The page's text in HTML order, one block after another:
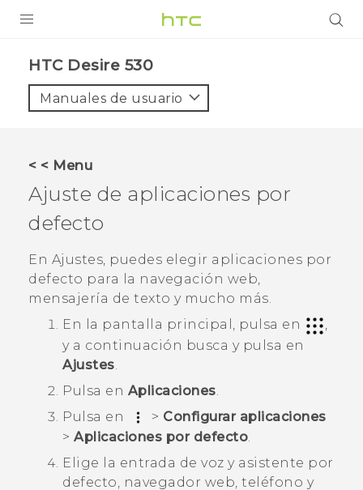
VIVE
VIVERSE
AYUDA
Dispositivos y accesorios HTC
Iniciar sesión
HTC Desire 530‎
Manuales de usuario
< < Menu
Ajuste de aplicaciones por
defecto
En Ajustes, puedes elegir aplicaciones por
defecto para la navegación web,
mensajería de texto y mucho más.
En la pantalla principal , pulsa en
,
y a continuación busca y pulsa en
Ajustes
Pulsa en Aplicaciones
Pulsa en
> Configurar aplicaciones
> Aplicaciones por defecto.
Elige la entrada de voz y asistente por
defecto, navegador web, teléfono y